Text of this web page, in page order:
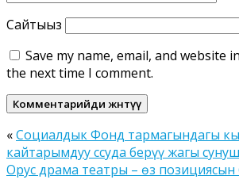
Сайтыңыз
Save my name, email, and website
the next time I comment.
«Социалдык Фонд тармагындагы
кайтарымдуу ссуда берүү жагы
Орус драма театры – өз позициясын